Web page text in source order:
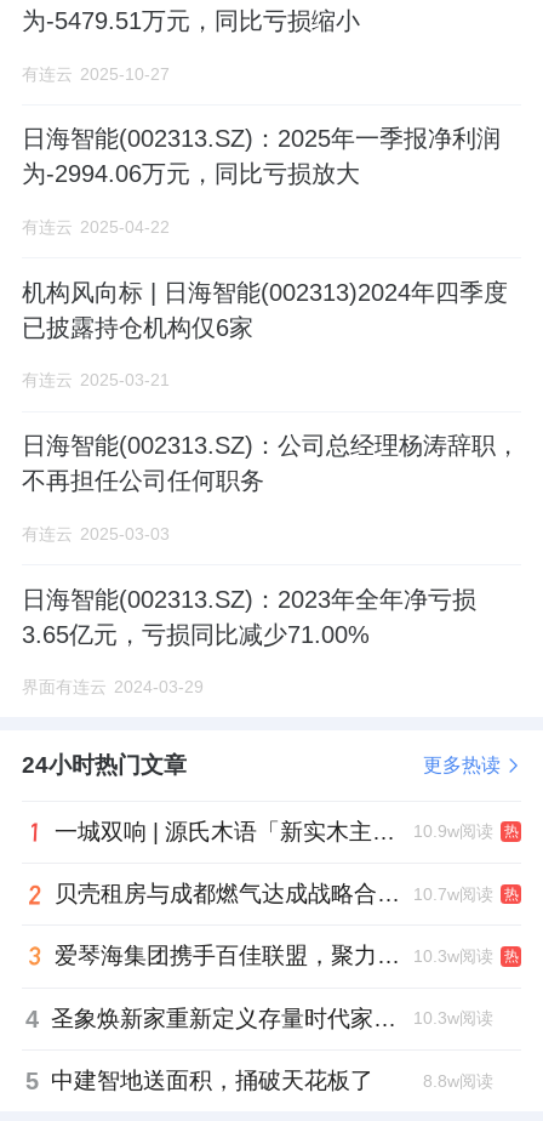
为-5479.51万元，同比亏损缩小
有连云 2025-10-27
日海智能(002313.SZ)：2025年一季报净利润
为-2994.06万元，同比亏损放大
有连云 2025-04-22
机构风向标 | 日海智能(002313)2024年四季度
已披露持仓机构仅6家
有连云 2025-03-21
日海智能(002313.SZ)：公司总经理杨涛辞职，
不再担任公司任何职务
有连云 2025-03-03
日海智能(002313.SZ)：2023年全年净亏损
3.65亿元，亏损同比减少71.00%
界面有连云 2024-03-29
24小时热门文章 更多热读
一城双响 | 源氏木语「新实木主义——黑标生活提案」发布会落地天津，黑标旗舰店盛大启幕 10.9w阅读 热
贝壳租房与成都燃气达成战略合作 打通安全巡检“最后一米” 10.7w阅读 热
爱琴海集团携手百佳联盟，聚力共拓存量商业新赛道 10.3w阅读 热
4 圣象焕新家重新定义存量时代家居升级逻辑，筑牢说换就换的底气！ 10.3w阅读
5 中建智地送面积，捅破天花板了 8.8w阅读